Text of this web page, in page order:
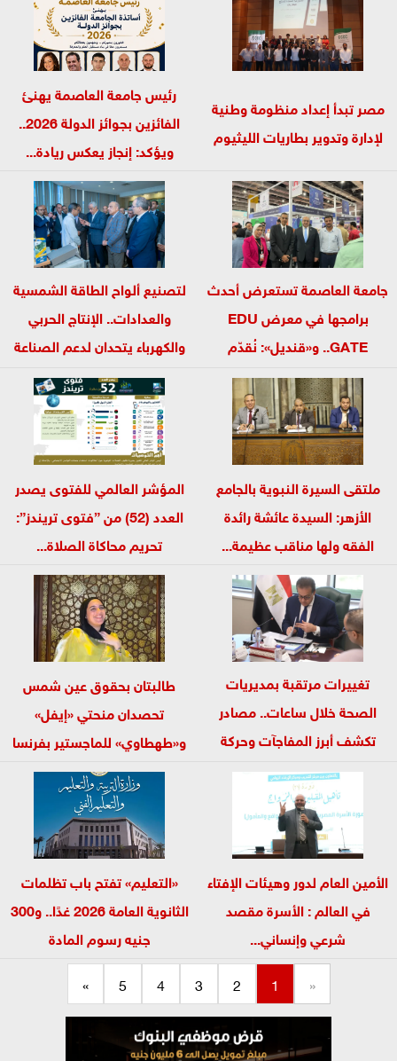
مصر تبدأ إعداد منظومة وطنية
لإدارة وتدوير بطاريات الليثيوم
رئيس جامعة العاصمة يهنئ
الفائزين بجوائز الدولة 2026..
ويؤكد: إنجاز يعكس ريادة...
جامعة العاصمة تستعرض أحدث
برامجها في معرض EDU
GATE.. و«قنديل»: نُقدّم
تخصصات...
لتصنيع ألواح الطاقة الشمسية
والعدادات.. الإنتاج الحربي
والكهرباء يتحدان لدعم الصناعة
الوطنية...
ملتقى السيرة النبوية بالجامع
الأزهر: السيدة عائشة رائدة
الفقه ولها مناقب عظيمة...
المؤشر العالمي للفتوى يصدر
العدد (52) من ”فتوى تريندز”:
تحريم محاكاة الصلاة...
تغييرات مرتقبة بمديريات
الصحة خلال ساعات.. مصادر
تكشف أبرز المفاجآت وحركة
التنقلات...
طالبتان بحقوق عين شمس
تحصدان منحتي «إيفل»
و«طهطاوي» للماجستير بفرنسا
الأمين العام لدور وهيئات الإفتاء
في العالم : الأسرة مقصد
شرعي وإنساني...
«التعليم» تفتح باب تظلمات
الثانوية العامة 2026 غدًا.. و300
جنيه رسوم المادة
«
1
2
3
4
5
»